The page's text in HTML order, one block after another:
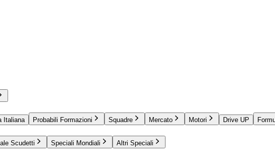
Italiana Probabili Formazioni Squadre Mercato Motori Drive UP
Scudetti Speciali Mondiali Altri Speciali